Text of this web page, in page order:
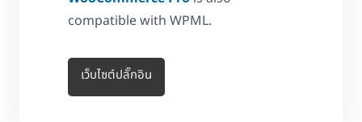
compatible with WPML.
เว็บไซต์ปลั๊กอิน